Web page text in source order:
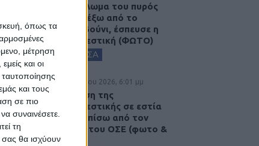
όπως τα
μέτρηση
και οι
και τους
σε πιο
συναινέσετε.
τη
σας θα ισχύουν
Παρανάλωμα του πυρός
έγινε ΙΧ έξω από το
Μορφοβούνι, έσπευσε η
Πυροσβεστική (ΦΩΤΟ)
ΚΑΡΔΙΤΣΑ
5 Αυγούστου 2026, 6:01 μμ
Επέμβαση της
Πυροσβεστικής σε εστία
φωτιάς πίσω από τον
σταθμό του ΟΣΕ (φωτο &
βιντεο)